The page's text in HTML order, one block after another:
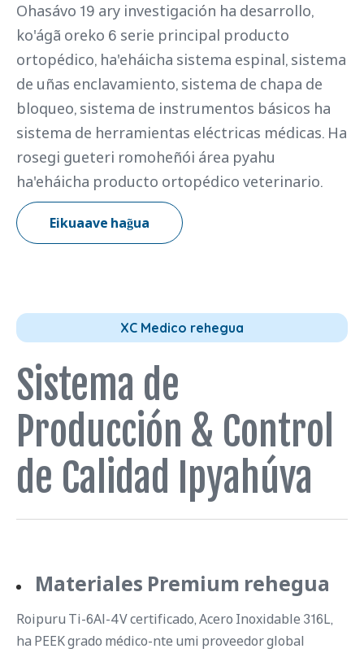
Ohasávo 19 ary investigación ha desarrollo,
ko'ágã oreko 6 serie principal producto
ortopédico, ha'eháicha sistema espinal, sistema
de uñas enclavamiento, sistema de chapa de
bloqueo, sistema de instrumentos básicos ha
sistema de herramientas eléctricas médicas. Ha
rosegi gueteri romoheñói área pyahu
ha'eháicha producto ortopédico veterinario.
Eikuaave hag̃ua
XC Medico rehegua
Sistema de
Producción & Control
de Calidad Ipyahúva
Materiales Premium rehegua
Roipuru Ti-6Al-4V certificado, Acero Inoxidable 316L,
ha PEEK grado médico-nte umi proveedor global